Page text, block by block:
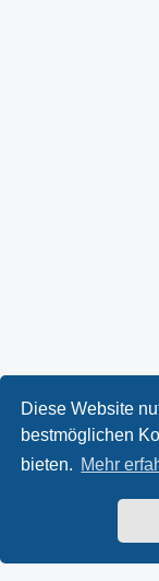
Diese Website
bestmöglichen
bieten. Mehr